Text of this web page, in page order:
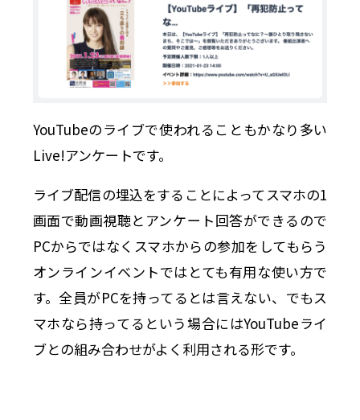
YouTubeのライブで使われることもかなり多い
Live!アンケートです。
ライブ配信の埋込をすることによってスマホの1
画面で動画視聴とアンケート回答ができるので
PCからではなくスマホからの参加をしてもらう
オンラインイベントではとても有用な使い方で
す。全員がPCを持ってるとは言えない、でもス
マホなら持ってるという場合にはYouTubeライ
ブとの組み合わせがよく利用される形です。